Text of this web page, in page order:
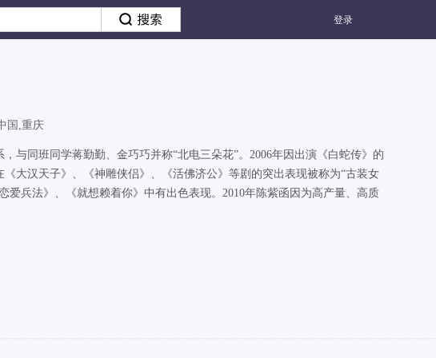
登录
国,重庆
与同班同学蒋勤勤、金巧巧并称“北电三朵花”。2006年因出演《白蛇传》的
大汉天子》、《神雕侠侣》、《活佛济公》等剧的突出表现被称为“古装女
爱兵法》、《就想赖着你》中有出色表现。2010年陈紫函因为高产量、高质